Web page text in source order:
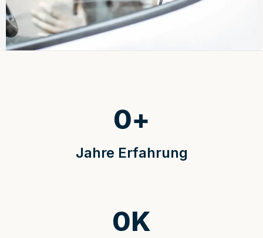
Jahre Erfahrung
0+
0K